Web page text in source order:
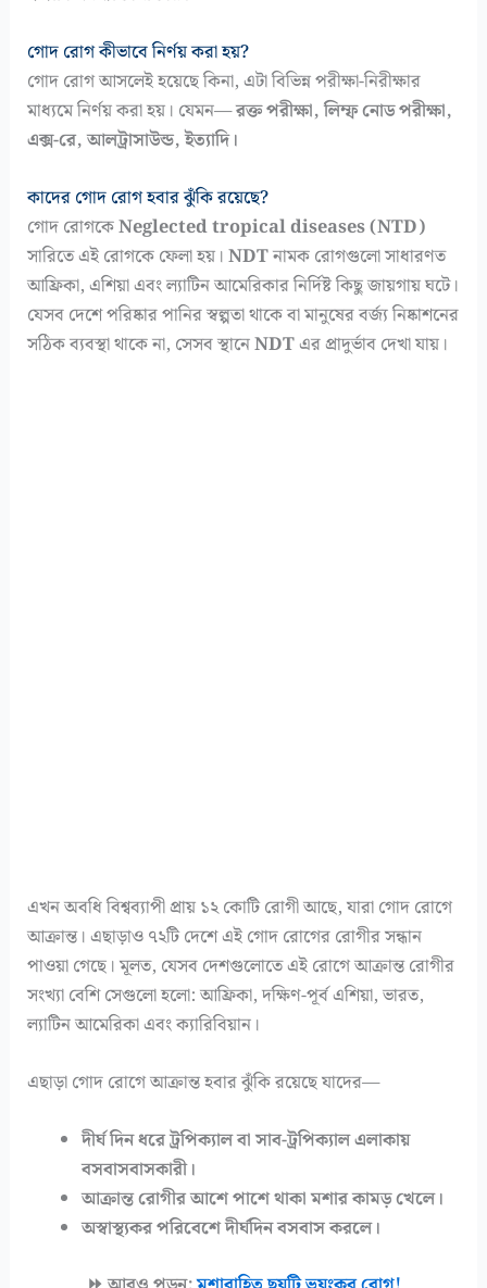
গোদ রোগ কীভাবে নির্ণয় করা হয়?
গোদ রোগ আসলেই হয়েছে কিনা, এটা বিভিন্ন পরীক্ষা-নিরীক্ষার
মাধ্যমে নির্ণয় করা হয়। যেমন—রক্ত পরীক্ষা, লিম্ফ নোড পরীক্ষা,
এক্স-রে, আলট্রাসাউন্ড, ইত্যাদি।
কাদের গোদ রোগ হবার ঝুঁকি রয়েছে?
গোদ রোগকেNeglected tropical diseases (NTD)
সারিতে এই রোগকে ফেলা হয়।NDTনামক রোগগুলো সাধারণত
আফ্রিকা, এশিয়া এবং ল্যাটিন আমেরিকার নির্দিষ্ট কিছু জায়গায় ঘটে।
যেসব দেশে পরিষ্কার পানির স্বল্পতা থাকে বা মানুষের বর্জ্য নিষ্কাশনের
সঠিক ব্যবস্থা থাকে না, সেসব স্থানেNDTএর প্রাদুর্ভাব দেখা যায়।
এখন অবধি বিশ্বব্যাপী প্রায় ১২ কোটি রোগী আছে, যারা গোদ রোগে
আক্রান্ত। এছাড়াও ৭২টি দেশে এই গোদ রোগের রোগীর সন্ধান
পাওয়া গেছে। মূলত, যেসব দেশগুলোতে এই রোগে আক্রান্ত রোগীর
সংখ্যা বেশি সেগুলো হলো: আফ্রিকা, দক্ষিণ-পূর্ব এশিয়া, ভারত,
ল্যাটিন আমেরিকা এবং ক্যারিবিয়ান।
এছাড়া গোদ রোগে আক্রান্ত হবার ঝুঁকি রয়েছে যাদের—
দীর্ঘ দিন ধরে ট্রপিক্যাল বা সাব-ট্রপিক্যাল এলাকায়
বসবাসবাসকারী।
আক্রান্ত রোগীর আশে পাশে থাকা মশার কামড় খেলে।
অস্বাস্থ্যকর পরিবেশে দীর্ঘদিন বসবাস করলে।